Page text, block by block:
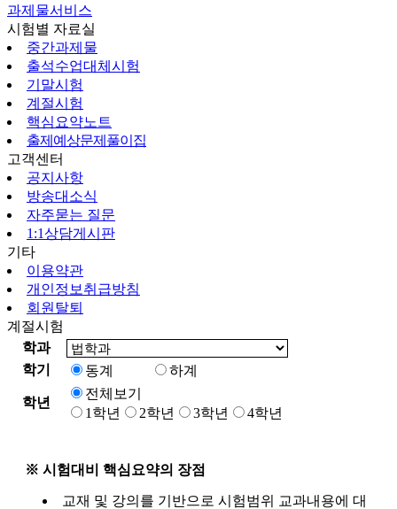
과제물서비스
시험별 자료실
중간과제물
출석수업대체시험
기말시험
계절시험
핵심요약노트
출제예상문제풀이집
고객센터
공지사항
방송대소식
자주묻는 질문
1:1상담게시판
기타
이용약관
개인정보취급방침
회원탈퇴
계절시험
학과
학기
동계 하계
학년
전체보기
1학년
2학년 3학년 4학년
※ 시험대비 핵심요약의 장점
교재 및 강의를 기반으로 시험범위 교과내용에 대